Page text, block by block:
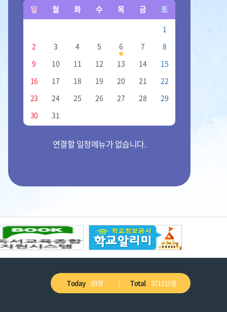
일
일,
월,
화,
수,
일 월 화 수 목 금 토
1
2
3 4 5 6 7
8
9
10 11 12 13 14
15
16
17 18 19 20 21
22
23
24 25 26 27 28
29
30
31
연결할 일정메뉴가 없습니다.
기
공기를맑게하고국민건강에도도움을주
며,잘려서는가구용재로쓰이는나무이기
에지장어린이들도사회에꼭필요하는참된
교화
장미꽃은많은사람들에
머리와가슴에담았던지
Today 99명 Total 371315명